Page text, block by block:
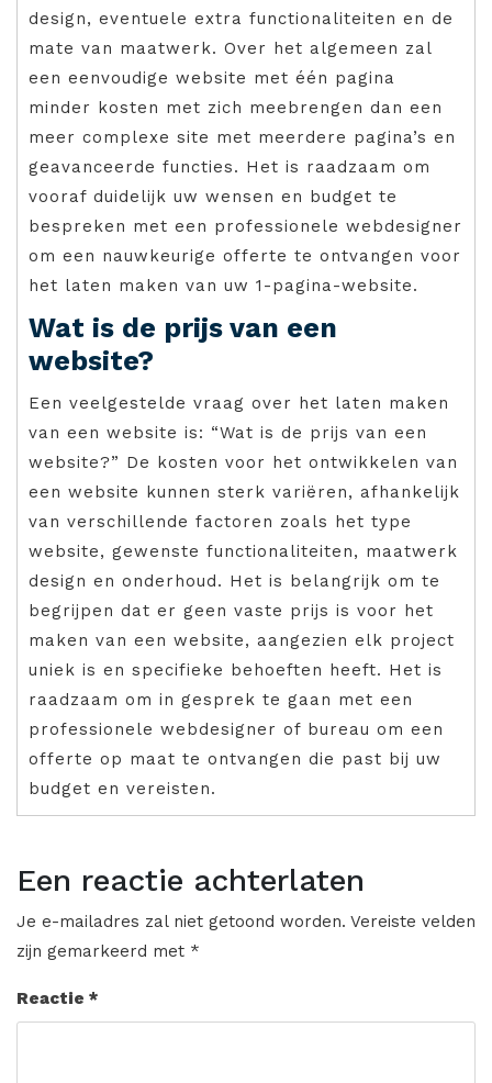
design, eventuele extra functionaliteiten en de
mate van maatwerk. Over het algemeen zal
een eenvoudige website met één pagina
minder kosten met zich meebrengen dan een
meer complexe site met meerdere pagina’s en
geavanceerde functies. Het is raadzaam om
vooraf duidelijk uw wensen en budget te
bespreken met een professionele webdesigner
om een nauwkeurige offerte te ontvangen voor
het laten maken van uw 1-pagina-website.
Wat is de prijs van een
website?
Een veelgestelde vraag over het laten maken
van een website is: “Wat is de prijs van een
website?” De kosten voor het ontwikkelen van
een website kunnen sterk variëren, afhankelijk
van verschillende factoren zoals het type
website, gewenste functionaliteiten, maatwerk
design en onderhoud. Het is belangrijk om te
begrijpen dat er geen vaste prijs is voor het
maken van een website, aangezien elk project
uniek is en specifieke behoeften heeft. Het is
raadzaam om in gesprek te gaan met een
professionele webdesigner of bureau om een
offerte op maat te ontvangen die past bij uw
budget en vereisten.
Een reactie achterlaten
Je e-mailadres zal niet getoond worden. Vereiste velden
zijn gemarkeerd met *
Reactie *